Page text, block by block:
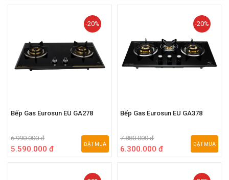
-20%
Bếp Gas Eurosun EU GA278
6.990.000 đ
5.590.000 đ
ĐẶT MUA
-20%
Bếp Gas Eurosun EU GA378
7.880.000 đ
6.300.000 đ
ĐẶT MUA